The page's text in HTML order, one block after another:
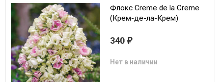
Флокс Creme de la Creme
(Крем-де-ла-Крем)
340 ₽
Нет в наличии